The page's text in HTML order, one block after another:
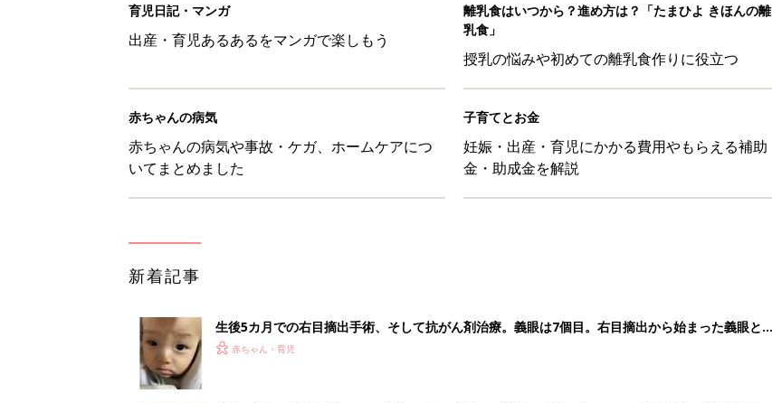
育児日記・マンガ
出産・育児あるあるをマンガで楽しもう
離乳食はいつから？進め方は？「たまひよ きほんの離
乳食」
授乳の悩みや初めての離乳食作りに役立つ
赤ちゃんの病気
赤ちゃんの病気や事故・ケガ、ホームケアにつ
いてまとめました
子育てとお金
妊娠・出産・育児にかかる費用やもらえる補助
金・助成金を解説
新着記事
生後5カ月での右目摘出手術、そして抗がん剤治療。義眼は7個目。右目摘出から始まった義眼と
の生活【網膜芽細胞腫】
赤ちゃん・育児